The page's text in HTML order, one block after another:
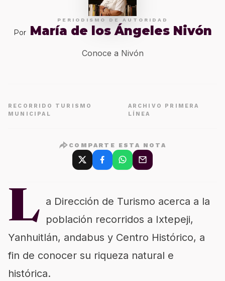
PERIODISMO DE AUTORIDAD
Por María de los Ángeles Nivón
Conoce a Nivón
RECORRIDO TURISMO
MUNICIPAL
ARCHIVO PRIMERA
LÍNEA
COMPARTE ESTA NOTA
L a Dirección de Turismo acerca a la
población recorridos a Ixtepeji,
Yanhuitlán, andabus y Centro Histórico, a
fin de conocer su riqueza natural e
histórica.